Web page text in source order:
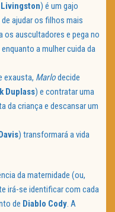
Livingston) é um gajo
ajudar os filhos mais
auscultadores e pega no
a mulher cuida da
exausta, Marlodecide
Duplass) e contratar uma
da criança e descansar um
) transformará a vida
da maternidade (ou,
irá-se identificar com cada
de Diablo Cody. A